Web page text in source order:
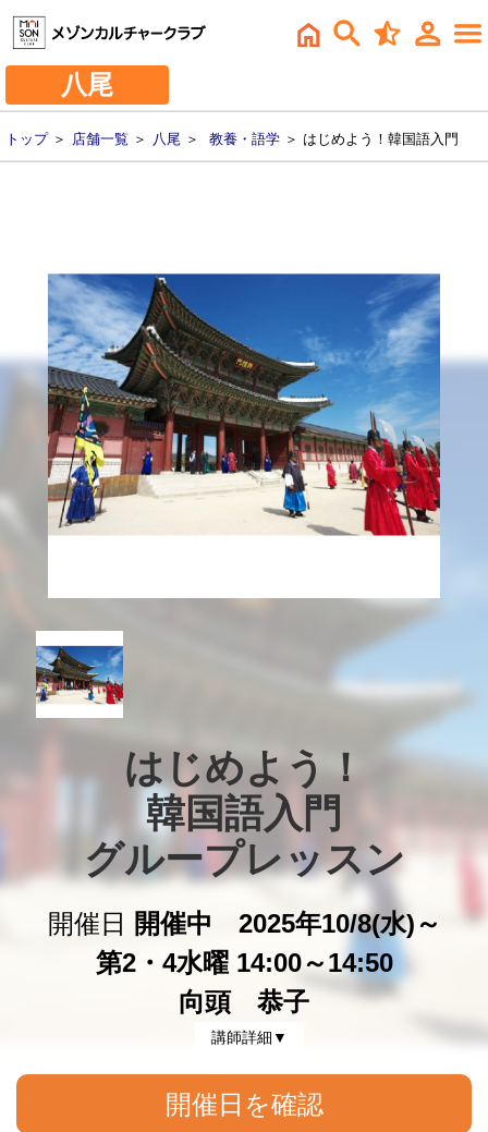
八尾
トップ＞ 店舗一覧 ＞ 八尾 ＞ 教養・語学 ＞ はじめよう！韓国語入門
はじめよう！
韓国語入門
グループレッスン
開催日
開催中 2025年10/8(水)～
第2・4水曜 14:00～14:50
向頭 恭子
講師詳細▼
開催日を確認